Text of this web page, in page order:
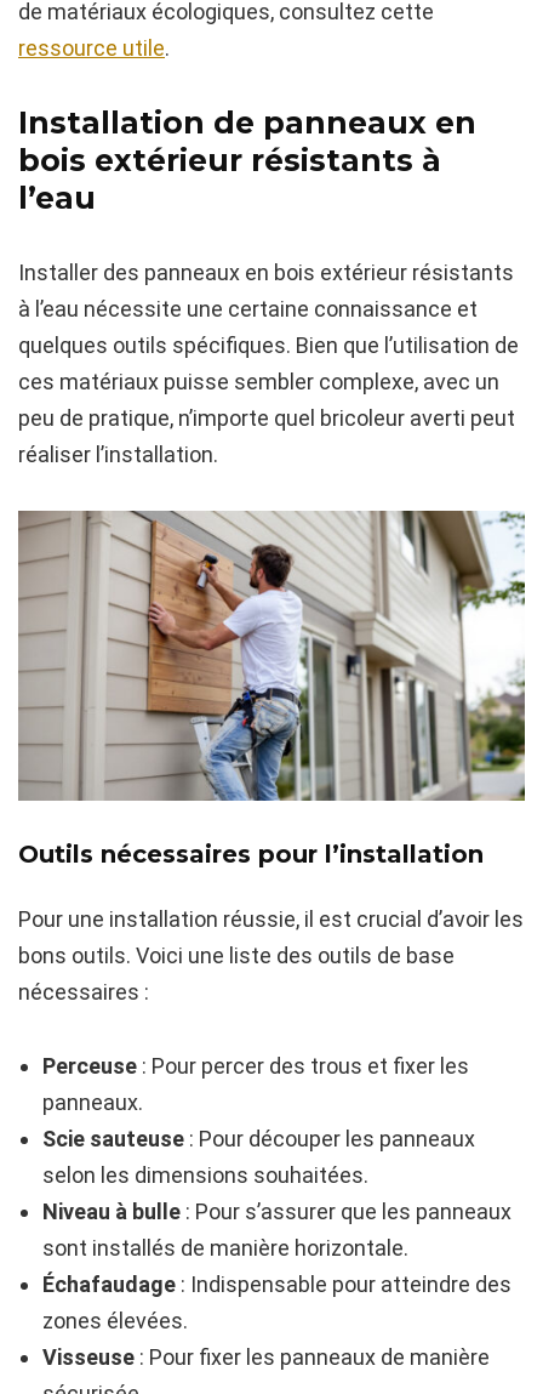
de matériaux écologiques, consultez cette
ressource utile.
Installation de panneaux en
bois extérieur résistants à
l’eau
Installer des panneaux en bois extérieur résistants
à l’eau nécessite une certaine connaissance et
quelques outils spécifiques. Bien que l’utilisation de
ces matériaux puisse sembler complexe, avec un
peu de pratique, n’importe quel bricoleur averti peut
réaliser l’installation.
Outils nécessaires pour l’installation
Pour une installation réussie, il est crucial d’avoir les
bons outils. Voici une liste des outils de base
nécessaires :
Perceuse : Pour percer des trous et fixer les
panneaux.
Scie sauteuse : Pour découper les panneaux
selon les dimensions souhaitées.
Niveau à bulle : Pour s’assurer que les panneaux
sont installés de manière horizontale.
Échafaudage : Indispensable pour atteindre des
zones élevées.
Visseuse : Pour fixer les panneaux de manière